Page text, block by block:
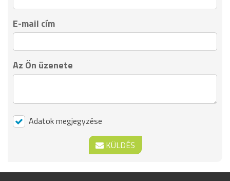
E-mail cím
Az Ön üzenete
Adatok megjegyzése
KÜLDÉS